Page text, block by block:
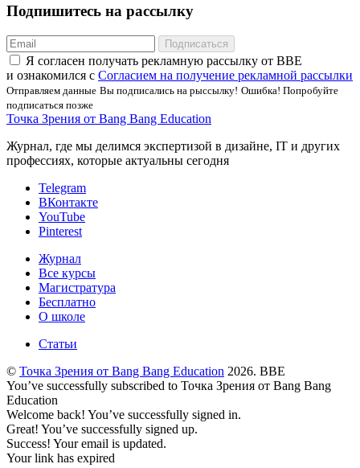
Подпишитесь на рассылку
Подписаться
Я соглаcен получать рекламную рассылку от BBE
и ознакомился с Согласием на получение рекламной рассылки
Отправляем данные Вы подписались на рыссылку! Ошибка! Попробуйте
подписаться позже
Точка Зрения от Bang Bang Education
Журнал, где мы делимся экспертизой в дизайне, IT и других
профессиях, которые актуальны сегодня
Telegram
ВКонтакте
YouTube
Pinterest
Журнал
Все курсы
Магистратура
Бесплатно
О школе
Статьи
© Точка Зрения от Bang Bang Education 2026. BBE
You’ve successfully subscribed to Точка Зрения от Bang Bang
Education
Welcome back! You’ve successfully signed in.
Great! You’ve successfully signed up.
Success! Your email is updated.
Your link has expired